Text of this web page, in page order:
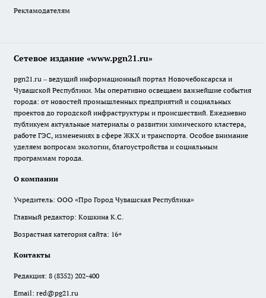
Рекламодателям
Сетевое издание «www.pgn21.ru»
pgn21.ru – ведущий информационный портал Новочебоксарска и
Чувашской Республики. Мы оперативно освещаем важнейшие события
города: от новостей промышленных предприятий и социальных
проектов до городской инфраструктуры и происшествий. Ежедневно
публикуем актуальные материалы о развитии химического кластера,
работе ГЭС, изменениях в сфере ЖКХ и транспорта. Особое внимание
уделяем вопросам экологии, благоустройства и социальным
программам города.
О компании
Учредитель: ООО «Про Город Чувашская Республика»
Главный редактор: Кошкина К.С.
Возрастная категория сайта: 16+
Контакты
Редакция: 8 (8352) 202-400
Email: red@pg21.ru